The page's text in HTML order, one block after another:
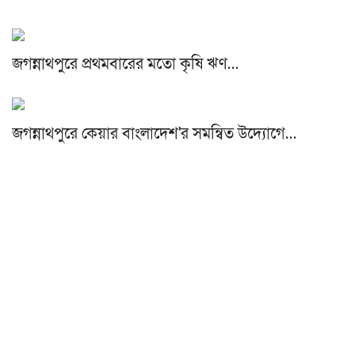
জগন্নাথপুরে প্রথমবারের মতো কৃষি ঋণ…
জগন্নাথপুরে কেয়ার বাংলাদেশ'র সমন্বিত উদ্যোগে…